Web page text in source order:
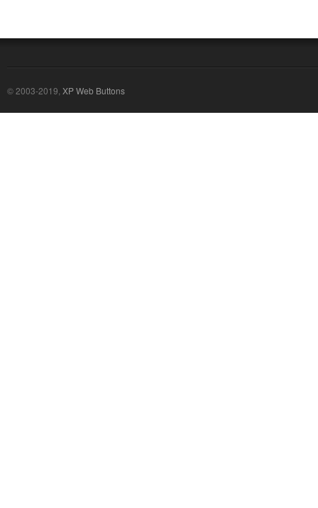
© 2003-2019, XP Web Buttons